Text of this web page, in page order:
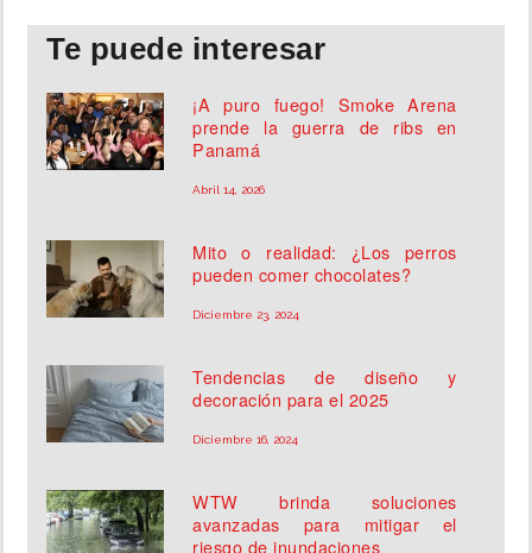
Te puede interesar
¡A puro fuego! Smoke Arena
prende la guerra de ribs en
Panamá
Abril 14, 2026
Mito o realidad: ¿Los perros
pueden comer chocolates?
Diciembre 23, 2024
Tendencias de diseño y
decoración para el 2025
Diciembre 16, 2024
WTW brinda soluciones
avanzadas para mitigar el
riesgo de inundaciones